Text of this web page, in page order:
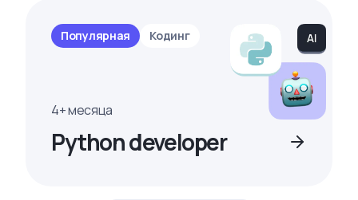
Популярная Кодинг
4+ месяца
Python developer